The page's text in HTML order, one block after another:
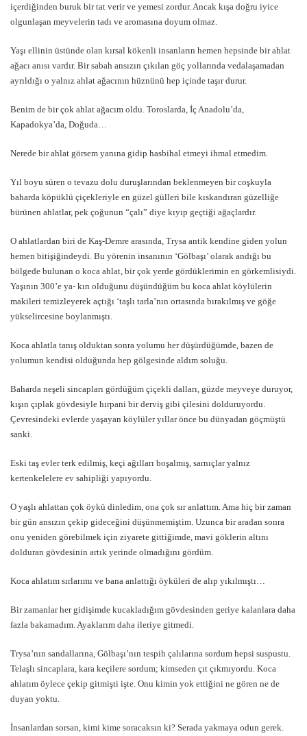
içerdiğinden buruk bir tat verir ve yemesi zordur. Ancak kışa doğru iyice
olgunlaşan meyvelerin tadı ve aromasına doyum olmaz.
Yaşı ellinin üstünde olan kırsal kökenli insanların hemen hepsinde bir ahlat
ağacı anısı vardır. Bir sabah ansızın çıkılan göç yollarında vedalaşamadan
ayrıldığı o yalnız ahlat ağacının hüznünü hep içinde taşır durur.
Benim de bir çok ahlat ağacım oldu. Toroslarda, İç Anadolu’da,
Kapadokya’da, Doğuda…
Nerede bir ahlat görsem yanına gidip hasbihal etmeyi ihmal etmedim.
Yıl boyu süren o tevazu dolu duruşlarından beklenmeyen bir coşkuyla
baharda köpüklü çiçekleriyle en güzel gülleri bile kıskandıran güzelliğe
bürünen ahlatlar, pek çoğunun “çalı” diye kıyıp geçtiği ağaçlardır.
O ahlatlardan biri de Kaş-Demre arasında, Trysa antik kendine giden yolun
hemen bitişiğindeydi. Bu yörenin insanının ‘Gölbaşı’ olarak andığı bu
bölgede bulunan o koca ahlat, bir çok yerde gördüklerimin en görkemlisiydi.
Yaşının 300’e ya- kın olduğunu düşündüğüm bu koca ahlat köylülerin
makileri temizleyerek açtığı ‘taşlı tarla’nın ortasında bırakılmış ve göğe
yükselircesine boylanmıştı.
Koca ahlatla tanış olduktan sonra yolumu her düşürdüğümde, bazen de
yolumun kendisi olduğunda hep gölgesinde aldım soluğu.
Baharda neşeli sincapları gördüğüm çiçekli dalları, güzde meyveye duruyor,
kışın çıplak gövdesiyle hırpani bir derviş gibi çilesini dolduruyordu.
Çevresindeki evlerde yaşayan köylüler yıllar önce bu dünyadan göçmüştü
sanki.
Eski taş evler terk edilmiş, keçi ağılları boşalmış, sarnıçlar yalnız
kertenkelelere ev sahipliği yapıyordu.
O yaşlı ahlattan çok öykü dinledim, ona çok sır anlattım. Ama hiç bir zaman
bir gün ansızın çekip gideceğini düşünmemiştim. Uzunca bir aradan sonra
onu yeniden görebilmek için ziyarete gittiğimde, mavi göklerin altını
dolduran gövdesinin artık yerinde olmadığını gördüm.
Koca ahlatım sırlarımı ve bana anlattığı öyküleri de alıp yıkılmıştı…
Bir zamanlar her gidişimde kucakladığım gövdesinden geriye kalanlara daha
fazla bakamadım. Ayaklarım daha ileriye gitmedi.
Trysa’nın sandallarına, Gölbaşı’nın tespih çalılarına sordum hepsi suspustu.
Telaşlı sincaplara, kara keçilere sordum; kimseden çıt çıkmıyordu. Koca
ahlatım öylece çekip gitmişti işte. Onu kimin yok ettiğini ne gören ne de
duyan yoktu.
İnsanlardan sorsan, kimi kime soracaksın ki? Serada yakmaya odun gerek.